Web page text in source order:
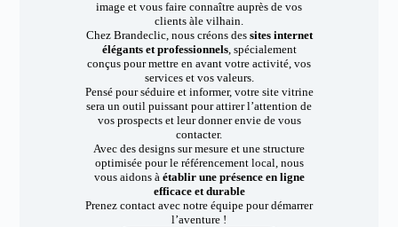
image et vous faire connaître auprès de vos
clients àle vilhain.
Chez Brandeclic, nous créons dessites internet
élégants et professionnels, spécialement
conçus pour mettre en avant votre activité, vos
services et vos valeurs.
Pensé pour séduire et informer, votre site vitrine
sera un outil puissant pour attirer l’attention de
vos prospects et leur donner envie de vous
contacter.
Avec des designs sur mesure et une structure
optimisée pour le référencement local, nous
vous aidons à établir une présence en ligne
efficace et durable
Prenez contact avec notre équipe pour démarrer
l’aventure !